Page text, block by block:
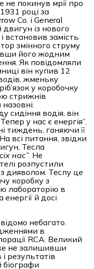
не покинув мрії про
році за
Co. і General
із нового
встановив замість
змінного струму
його жодним
Як повідомляли
він купив 12
жменьку
у коробочку
стрижнів
сидіння водія, він
у нас є енергія”.
тиждень, ганяючи її
всі питання, звідки
Тесла
нас”. Не
розпустили
дияволом. Теслу це
коробку з
лабораторію в
й досі
небагато.
в
RCA. Великий
не залишивши
результатів
біографи